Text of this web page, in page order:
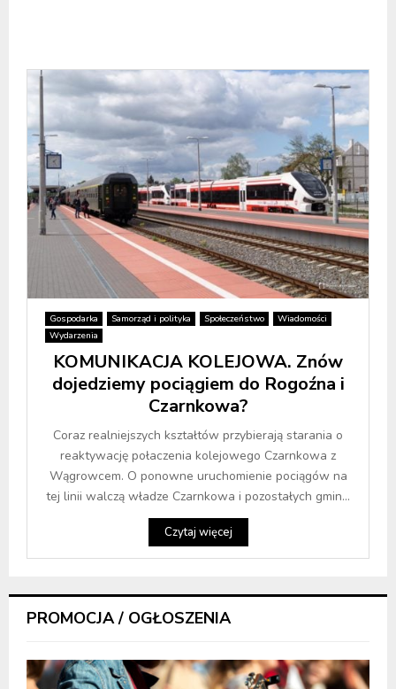
Gospodarka Samorząd i polityka Społeczeństwo
Wiadomości
Wydarzenia
KOMUNIKACJA KOLEJOWA. Znów
dojedziemy pociągiem do Rogoźna i
Czarnkowa?
Coraz realniejszych kształtów przybierają starania o
reaktywację połaczenia kolejowego Czarnkowa z
Wągrowcem. O ponowne uruchomienie pociągów na
tej linii walczą władze Czarnkowa i pozostałych gmin...
Czytaj więcej
PROMOCJA / OGŁOSZENIA